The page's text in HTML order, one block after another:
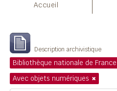
Accueil
Description archivistique
Avec objets numériques